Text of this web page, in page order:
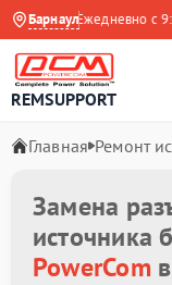
БарнаулЕжедневно с 9:00
REMSUPPORT
Главная Ремонт
Замена
источника
PowerComв